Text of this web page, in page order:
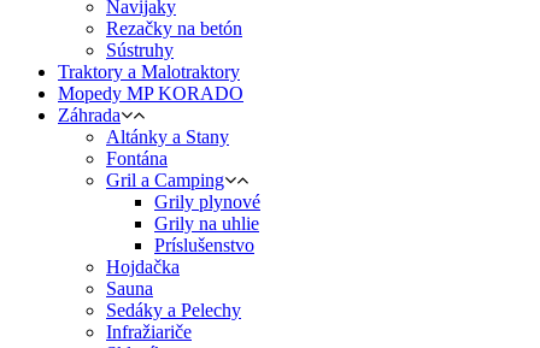
Navijaky
Rezačky na betón
Sústruhy
Traktory a Malotraktory
Mopedy MP KORADO
Záhrada
Altánky a Stany
Fontána
Gril a Camping
Grily plynové
Grily na uhlie
Príslušenstvo
Hojdačka
Sauna
Sedáky a Pelechy
Infražiariče